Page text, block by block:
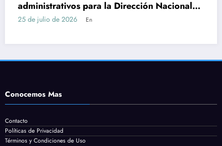
Servicio en Maldonado: requisitos,
cómo postularse
24 de julio de 2026
Conocemos Mas
Contacto
Políticas de Privacidad
Términos y Condiciones de Uso